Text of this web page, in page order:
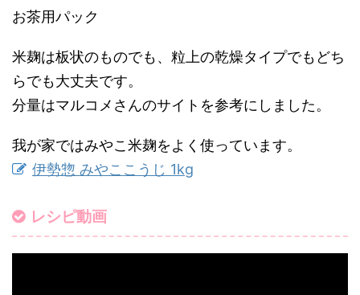
お茶用パック
米麹は板状のものでも、粒上の乾燥タイプでもどち
らでも大丈夫です。
分量はマルコメさんのサイトを参考にしました。
我が家ではみやこ米麹をよく使っています。
伊勢惣 みやここうじ 1kg
レシピ動画